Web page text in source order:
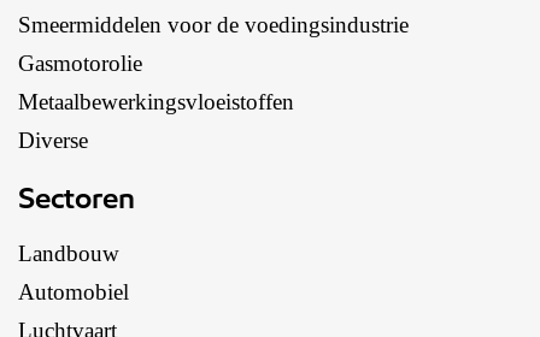
Smeermiddelen voor de voedingsindustrie
Gasmotorolie
Metaalbewerkingsvloeistoffen
Diverse
Sectoren
Landbouw
Automobiel
Luchtvaart